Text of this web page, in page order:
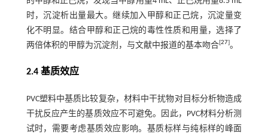
时，沉淀析出量最大。继续加入甲醇和正己烷，沉淀量变
化不明显。结合甲醇和正己烷的毒性性质和用量，选择了
两倍体积的甲醇为沉淀剂，与文献中报道的基本吻合[27]。
2.4 基质效应
PVC塑料中基质比较复杂，材料中干扰物对目标分析物造成
干扰反应产生的基质效应不可避免。因此，PVC材料分析测
试时，需要考虑基质效应影响。基质标样与纯标样的峰面